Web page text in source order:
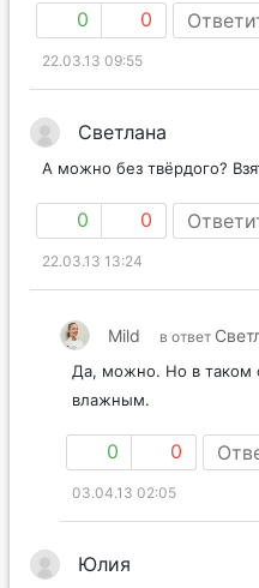
0 0
22.03.13 09:55
Светлана
А можно без твёрдого?
0 0
22.03.13 13:24
Mild в ответ
Да, можно. Но в таком
влажным.
0 0
03.04.13 02:05
Юлия